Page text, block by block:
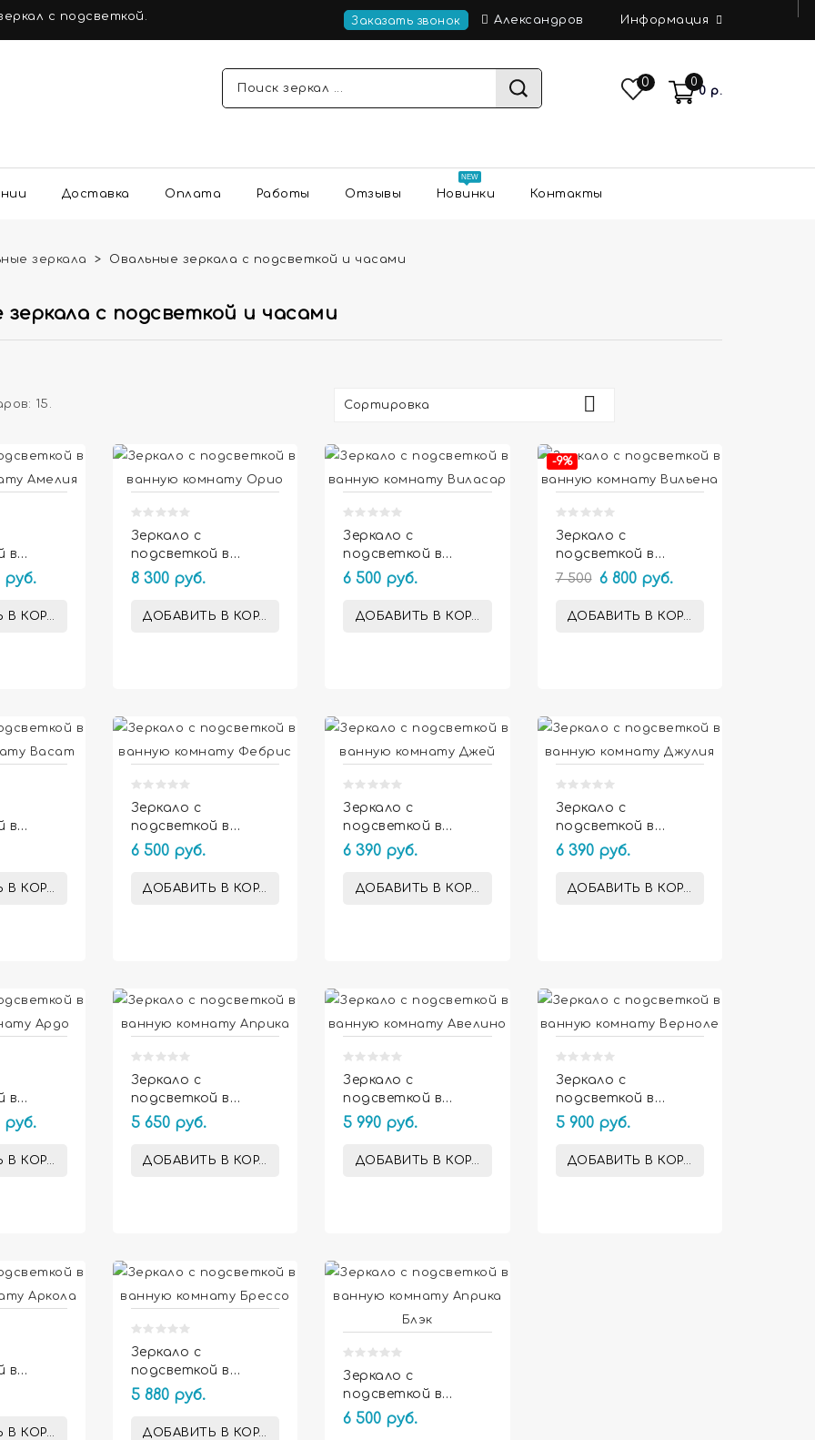
с подсветкой. Заказать звонок Александров Информация
0
0 р.
0
Доставка Оплата Работы Отзывы Новинки Контакты
зеркала Овальные зеркала с подсветкой и часами
с подсветкой и часами
15. Сортировка

в
руб.
КОРЗИНУ
Зеркало с
подсветкой в
ванную комнату
8 300 руб.
ДОБАВИТЬ В КОРЗИНУ
Зеркало с
подсветкой в
ванную комнату
Виласар
6 500 руб.
ДОБАВИТЬ В КОРЗИНУ
-9%
Зеркало с
подсветкой в
ванную комнату
7 500 6 800 руб.
ДОБАВИТЬ В КОРЗИНУ
в
КОРЗИНУ
Зеркало с
подсветкой в
ванную комнату
Фебрис
6 500 руб.
ДОБАВИТЬ В КОРЗИНУ
Зеркало с
подсветкой в
ванную комнату
6 390 руб.
ДОБАВИТЬ В КОРЗИНУ
Зеркало с
подсветкой в
ванную комнату
Джулия
6 390 руб.
ДОБАВИТЬ В КОРЗИНУ
в
руб.
КОРЗИНУ
Зеркало с
подсветкой в
ванную комнату
Априка
5 650 руб.
ДОБАВИТЬ В КОРЗИНУ
Зеркало с
подсветкой в
ванную комнату
Авелино
5 990 руб.
ДОБАВИТЬ В КОРЗИНУ
Зеркало с
подсветкой в
ванную комнату
Верноле
5 900 руб.
ДОБАВИТЬ В КОРЗИНУ
в
КОРЗИНУ
Зеркало с
подсветкой в
ванную комнату
Брессо
5 880 руб.
ДОБАВИТЬ В КОРЗИНУ
Зеркало с
подсветкой в
ванную комнату
Априка Блэк
6 500 руб.